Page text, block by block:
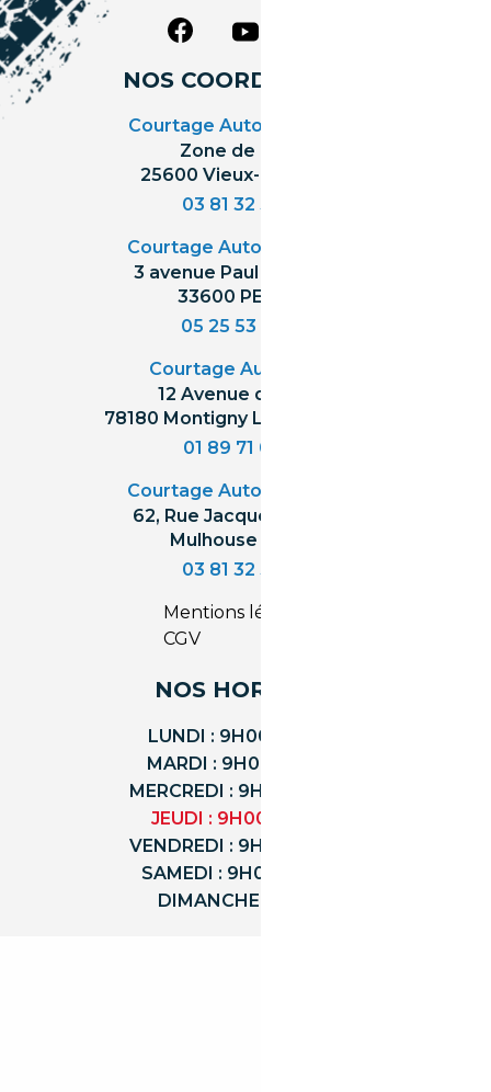
NOS COORDONNÉES
Courtage Auto Grand Est
Zone de l'Allan
25600 Vieux-Charmont
03 81 32 32 30
Courtage Auto Bordeaux
3 avenue Paul LANGEVIN
33600 PESSAC
05 25 53 07 73
Courtage Auto Paris
12 Avenue des Prés
78180 Montigny Le Bretonneux
01 89 71 00 37
Courtage Auto Mulhouse
62, Rue Jacques Mugnier
Mulhouse 68200
03 81 32 32 30
Mentions légales
CGV
NOS HORAIRES
LUNDI : 9H00 - 18H00
MARDI : 9H00 - 18H00
MERCREDI : 9H00 - 18H00
JEUDI : 9H00 - 18H00
VENDREDI : 9H00 - 18H00
SAMEDI : 9H00 - 12H00
DIMANCHE : FERMÉ